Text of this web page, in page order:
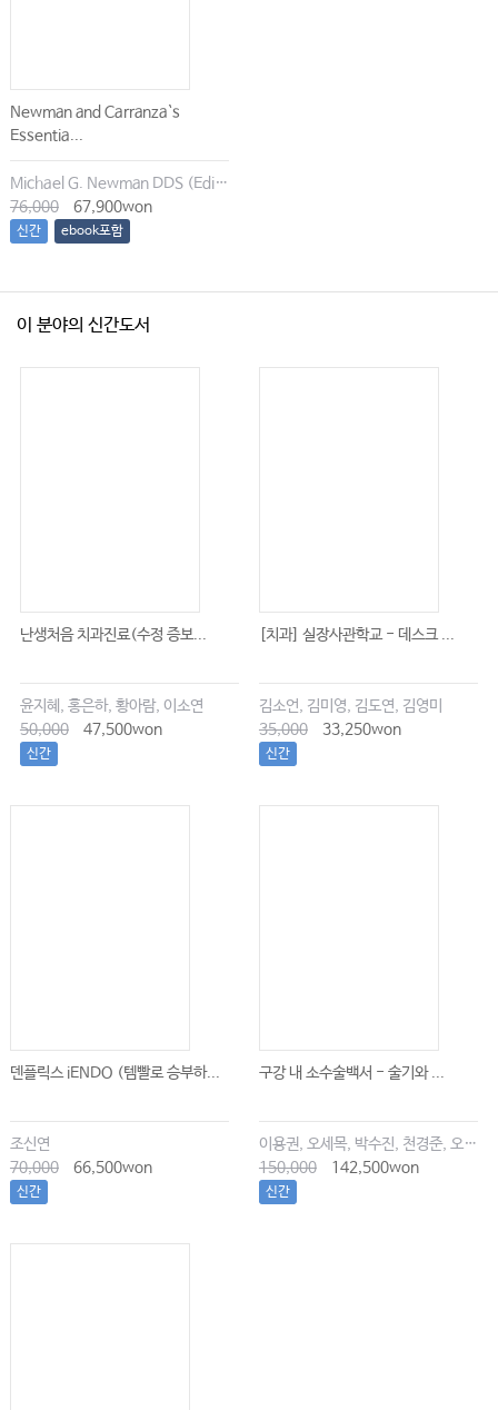
Newman and Carranza`s
Essentia...
Michael G. Newman DDS (Editor), Irina Dragan (Editor), Satheesh Elangovan BDS DSc DMSc (Editor), Archana K. Karan (Editor)
76,000
67,900won
신간 ebook포함
이 분야의 신간도서
난생처음 치과진료(수정 증보...
윤지혜, 홍은하, 황아람, 이소연
50,000
47,500won
신간
[치과] 실장사관학교 - 데스크 ...
김소언, 김미영, 김도연, 김영미
35,000
33,250won
신간
덴플릭스 iENDO (템빨로 승부하...
조신연
70,000
66,500won
신간
구강 내 소수술백서 - 술기와 ...
이용권, 오세목, 박수진, 천경준, 오한솔
150,000
142,500won
신간